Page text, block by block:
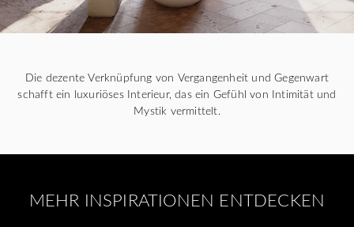
Die dezente Verknüpfung von Vergangenheit und Gegenwart
schafft ein luxuriöses Interieur, das ein Gefühl von Intimität und
Mystik vermittelt.
MEHR INSPIRATIONEN ENTDECKEN